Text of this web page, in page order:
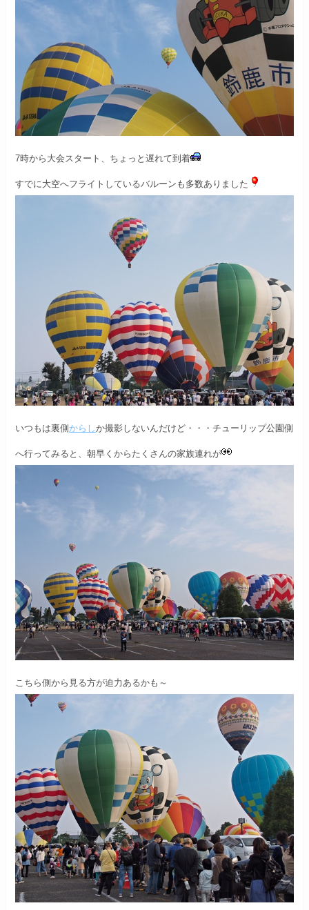
7時から大会スタート、 ちょっと遅れて到着
すでに大空へフライトしているバルーンも多数ありました
いつもは裏側からしか撮影 しないんだけど・・・チューリップ公園側
へ行ってみると、朝早くからたくさんの家族連れが
こちら側から見る方が迫力あるかも～